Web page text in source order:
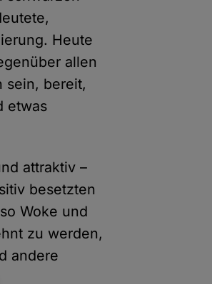
Heute
allen
sein, bereit,
etwas
attraktiv –
besetzten
Woke und
zu werden,
andere